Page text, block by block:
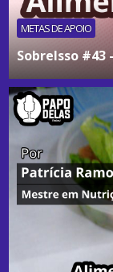
METAS DE APOIO
SobreIsso